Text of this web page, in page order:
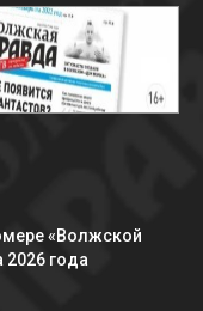
«Волжской
2026 года